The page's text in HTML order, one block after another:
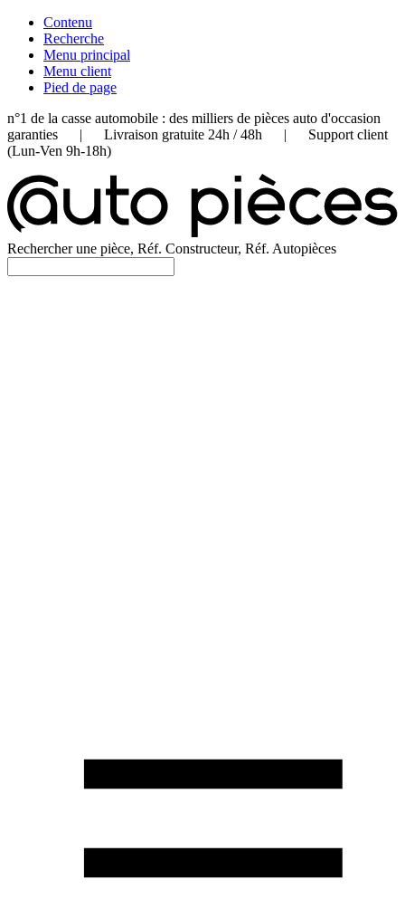
Contenu
Recherche
Menu principal
Menu client
Pied de page
n°1 de la casse automobile : des milliers de pièces auto d'occasion
garanties | Livraison gratuite 24h / 48h | Support client
(Lun-Ven 9h-18h)
Rechercher une pièce, Réf. Constructeur, Réf. Autopièces